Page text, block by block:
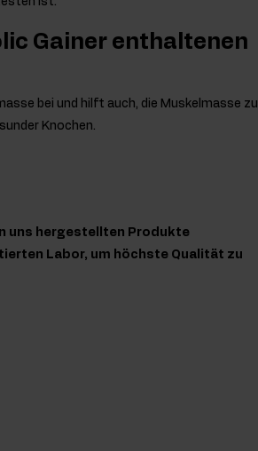
Gainer enthaltenen
bei und hilft auch, die Muskelmasse zu
Knochen.
uns hergestellten Produkte
Labor, um höchste Qualität zu